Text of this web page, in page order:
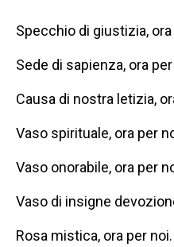
Specchio di giustizia, ora
Sede di sapienza, ora
Causa di nostra letizia,
Vaso spirituale, ora per
Vaso onorabile, ora per
Vaso di insigne
Rosa mistica, ora per noi.